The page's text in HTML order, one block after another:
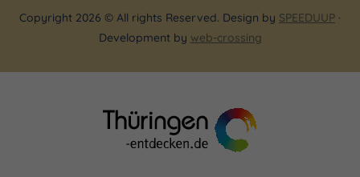
Copyright 2026 © All rights Reserved. Design by SPEEDUUP ·
Development by web-crossing